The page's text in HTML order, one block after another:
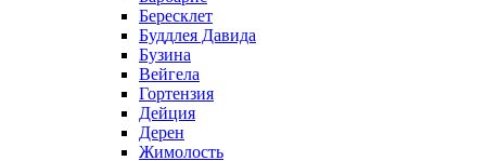
Бересклет
Буддлея Давида
Бузина
Вейгела
Гортензия
Дейция
Дерен
Жимолость